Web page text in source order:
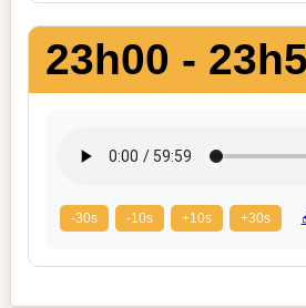
23h00 -
-30s -10s +10s +30s